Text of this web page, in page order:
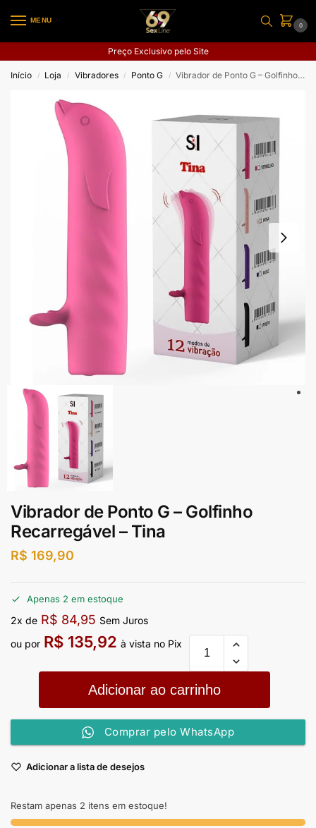
MENU
0
Preço Exclusivo pelo Site
Início / Loja / Vibradores / Ponto G / Vibrador de Ponto G – Golfinho Recarregável – Tina
Vibrador de Ponto G – Golfinho
Recarregável – Tina
R$ 169,90
Apenas 2 em estoque
2x de R$ 84,95 Sem Juros
ou por R$ 135,92 à vista no Pix
Adicionar ao carrinho
Comprar pelo WhatsApp
Adicionar a lista de desejos
Restam apenas 2 itens em estoque!